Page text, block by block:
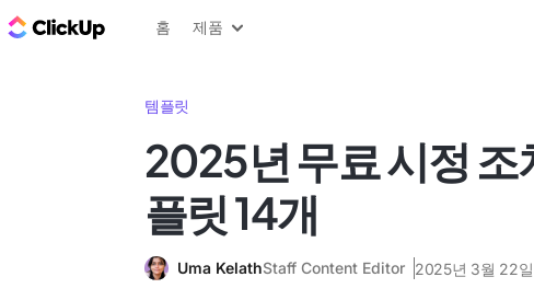
ClickUp 블로그
홈 제품
템플릿
2025년 무료 시정 조
플릿 14개
Uma KelathStaff Content Editor 2025년 3월 22일